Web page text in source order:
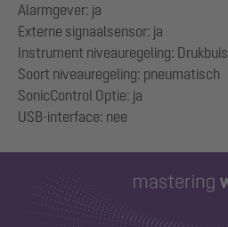
Alarmgever: ja
Externe signaalsensor: ja
Instrument niveauregeling: Drukbuis
Soort niveauregeling: pneumatisch
SonicControl Optie: ja